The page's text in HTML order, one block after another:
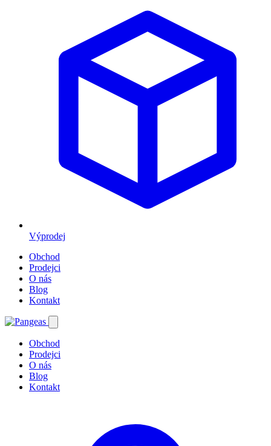
Výprodej
Obchod
Prodejci
O nás
Blog
Kontakt
Obchod
Prodejci
O nás
Blog
Kontakt